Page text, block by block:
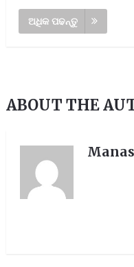
ଅଧିକ ପଢନ୍ତୁ
ABOUT THE
Manas